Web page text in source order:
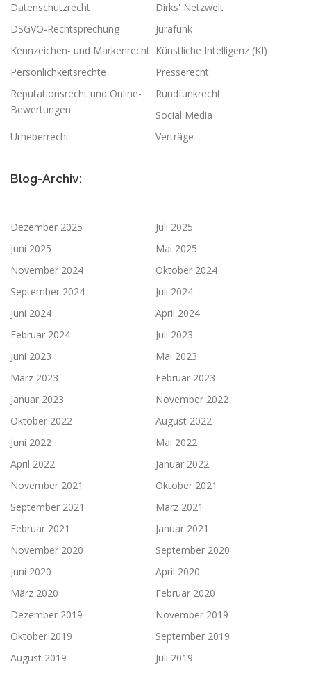
Datenschutzrecht
Dirks' Netzwelt
DSGVO-Rechtsprechung
Jurafunk
Kennzeichen- und Markenrecht Künstliche Intelligenz (KI)
Persönlichkeitsrechte
Presserecht
Reputationsrecht und Online-
Bewertungen
Rundfunkrecht
Social Media
Urheberrecht
Verträge
Blog-Archiv:
Dezember 2025
Juli 2025
Juni 2025
Mai 2025
November 2024
Oktober 2024
September 2024
Juli 2024
Juni 2024
April 2024
Februar 2024
Juli 2023
Juni 2023
Mai 2023
März 2023
Februar 2023
Januar 2023
November 2022
Oktober 2022
August 2022
Juni 2022
Mai 2022
April 2022
Januar 2022
November 2021
Oktober 2021
September 2021
März 2021
Februar 2021
Januar 2021
November 2020
September 2020
Juni 2020
April 2020
März 2020
Februar 2020
Dezember 2019
November 2019
Oktober 2019
September 2019
August 2019
Juli 2019